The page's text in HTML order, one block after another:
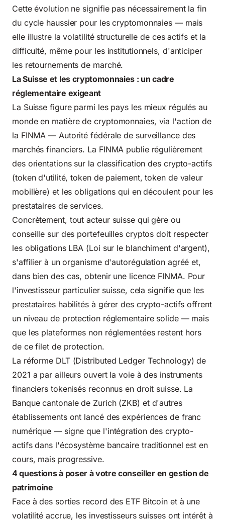
Cette évolution ne signifie pas nécessairement la fin
du cycle haussier pour les cryptomonnaies — mais
elle illustre la volatilité structurelle de ces actifs et la
difficulté, même pour les institutionnels, d'anticiper
les retournements de marché.
La Suisse et les cryptomonnaies : un cadre
réglementaire exigeant
La Suisse figure parmi les pays les mieux régulés au
monde en matière de cryptomonnaies, via l'action de
la FINMA — Autorité fédérale de surveillance des
marchés financiers. La FINMA publie régulièrement
des orientationssur la classification des crypto-actifs
(token d'utilité, token de paiement, token de valeur
mobilière) et les obligations qui en découlent pour les
prestataires de services.
Concrètement, tout acteur suisse qui gère ou
conseille sur des portefeuilles cryptos doit respecter
les obligations LBA (Loi sur le blanchiment d'argent),
s'affilier à un organisme d'autorégulation agréé et,
dans bien des cas, obtenir une licence FINMA. Pour
l'investisseur particulier suisse, cela signifie que les
prestataires habilités à gérer des crypto-actifs offrent
un niveau de protection réglementaire solide — mais
que les plateformes non réglementées restent hors
de ce filet de protection.
La réforme DLT (Distributed Ledger Technology) de
2021 a par ailleurs ouvert la voie à des instruments
financiers tokenisés reconnus en droit suisse. La
Banque cantonale de Zurich (ZKB) et d'autres
établissements ont lancé des expériences de franc
numérique — signe que l'intégration des crypto-
actifs dans l'écosystème bancaire traditionnel est en
cours, mais progressive.
4 questions à poser à votre conseiller en gestion de
patrimoine
Face à des sorties record des ETF Bitcoin et à une
volatilité accrue, les investisseurs suisses ont intérêt à